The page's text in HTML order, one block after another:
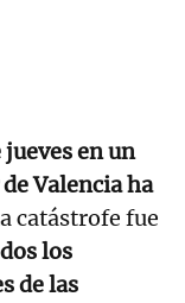
en un
Valencia ha
catástrofe fue
los
de las